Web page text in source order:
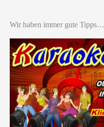
Wir haben immer gute Tipps…